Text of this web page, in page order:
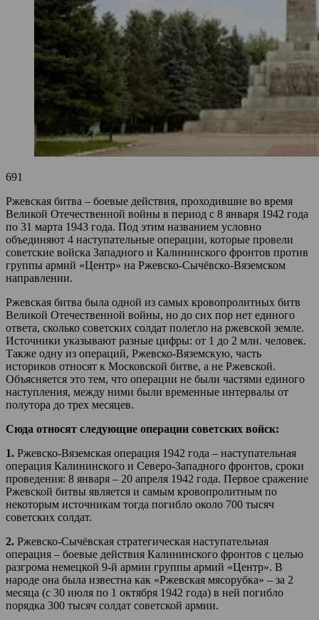
691
Ржевская битва – боевые действия, проходившие во время
Великой Отечественной войны в период с 8 января 1942 года
по 31 марта 1943 года. Под этим названием условно
объединяют 4 наступательные операции, которые провели
советские войска Западного и Калининского фронтов против
группы армий «Центр» на Ржевско-Сычёвско-Вяземском
направлении.
Ржевская битва была одной из самых кровопролитных битв
Великой Отечественной войны, но до сих пор нет единого
ответа, сколько советских солдат полегло на ржевской земле.
Источники указывают разные цифры: от 1 до 2 млн. человек.
Также одну из операций, Ржевско-Вяземскую, часть
историков относят к Московской битве, а не Ржевской.
Объясняется это тем, что операции не были частями единого
наступления, между ними были временные интервалы от
полутора до трех месяцев.
Сюда относят следующие операции советских войск:
1. Ржевско-Вяземская операция 1942 года – наступательная
операция Калининского и Северо-Западного фронтов, сроки
проведения: 8 января – 20 апреля 1942 года. Первое сражение
Ржевской битвы является и самым кровопролитным по
некоторым источникам тогда погибло около 700 тысяч
советских солдат.
2. Ржевско-Сычёвская стратегическая наступательная
операция – боевые действия Калининского фронтов с целью
разгрома немецкой 9-й армии группы армий «Центр». В
народе она была известна как «Ржевская мясорубка» – за 2
месяца (с 30 июля по 1 октября 1942 года) в ней погибло
порядка 300 тысяч солдат советской армии.